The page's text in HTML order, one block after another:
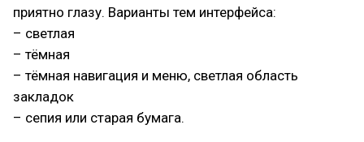
приятно глазу. Варианты тем интерфейса:
– светлая
– тёмная
– тёмная навигация и меню, светлая область
закладок
– сепия или старая бумага.